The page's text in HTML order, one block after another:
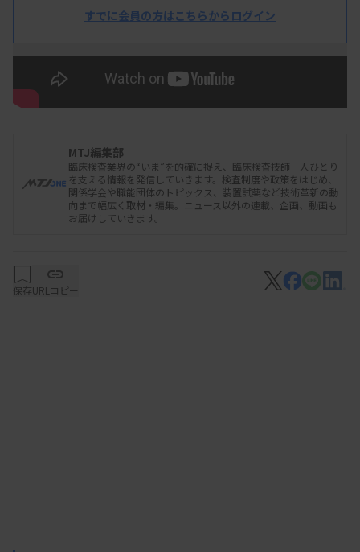
北御門さんは佐賀県出身の24歳。映画「ゴジ
師のトライなどのCMに出演している。
すでに会員の方はこちらからログイン
MTJ編集部
臨床検査業界の“いま”を的確に捉え、臨床検査技師一人ひとり
を支える情報を発信していきます。検査制度や政策をはじめ、
関係学会や職能団体のトピックス、装置試薬など技術革新の動
向まで幅広く取材・編集。ニュース以外の連載、企画、動画も
お届けしていきます。
保存URLコピー